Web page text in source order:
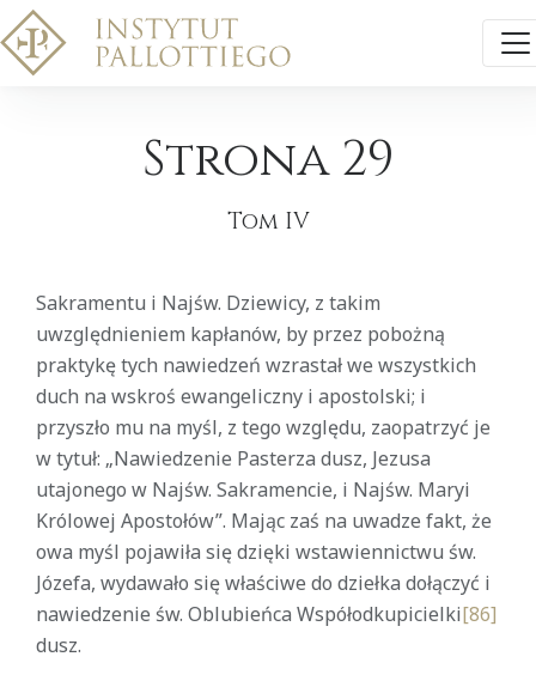
Strona 29
Tom IV
Sakramentu i Najśw. Dziewicy, z takim
uwzględnieniem kapłanów, by przez pobożną
praktykę tych nawiedzeń wzrastał we wszystkich
duch na wskroś ewangeliczny i apostolski; i
przyszło mu na myśl, z tego względu, zaopatrzyć je
w tytuł: „Nawiedzenie Pasterza dusz, Jezusa
utajonego w Najśw. Sakramencie, i Najśw. Maryi
Królowej Apostołów”. Mając zaś na uwadze fakt, że
owa myśl pojawiła się dzięki wstawiennictwu św.
Józefa, wydawało się właściwe do dziełka dołączyć i
nawiedzenie św. Oblubieńca Współodkupicielki[86]
dusz.